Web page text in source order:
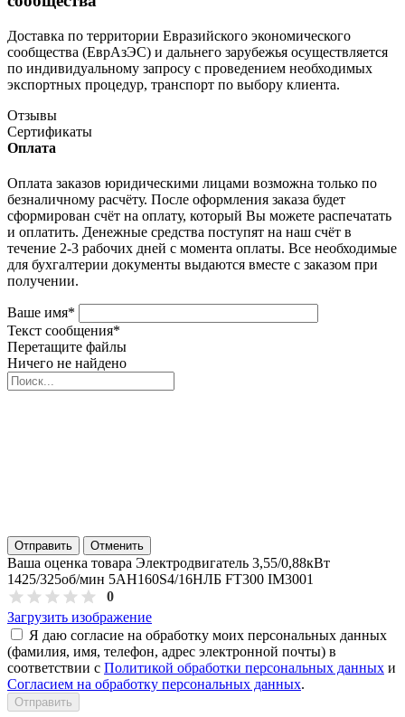
Доставка по территории Евразийского экономического
сообщества (ЕврАзЭС) и дальнего зарубежья осуществляется
по индивидуальному запросу с проведением необходимых
экспортных процедур, транспорт по выбору клиента.
Отзывы
Сертификаты
Оплата
Оплата заказов юридическими лицами возможна только по
безналичному расчёту. После оформления заказа будет
сформирован счёт на оплату, который Вы можете распечатать
и оплатить. Денежные средства поступят на наш счёт в
течение 2-3 рабочих дней с момента оплаты. Все необходимые
для бухгалтерии документы выдаются вместе с заказом при
получении.
Ваше имя*
Текст сообщения*
Перетащите файлы
Ничего не найдено
Отправить Отменить
Ваша оценка товара Электродвигатель 3,55/0,88кВт
1425/325об/мин 5АН160S4/16НЛБ FT300 IM3001
0
Загрузить изображение
Я даю согласие на обработку моих персональных данных
(фамилия, имя, телефон, адрес электронной почты) в
соответствии с Политикой обработки персональных данных и
Согласием на обработку персональных данных.